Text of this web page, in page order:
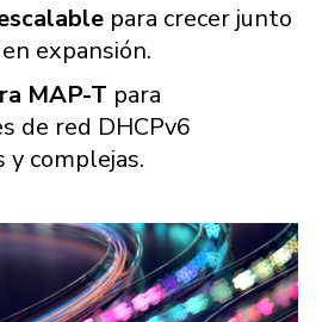
para crecer junto
expansión.
MAP-T para
de red DHCPv6
y complejas.